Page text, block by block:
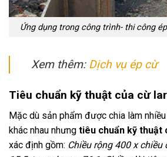
Ứng dụng trong công trình- thi công
Xem thêm: Dịch vụ ép cừ
Tiêu chuẩn kỹ thuật của cừ
Mặc dù sản phẩm được chia làm
khác nhau nhưng tiêu chuẩn kỹ thuật
xác định gồm: Chiều rộng 400 x